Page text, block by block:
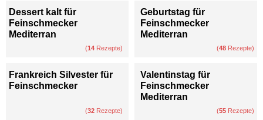
Dessert kalt für
Feinschmecker
Mediterran
(14 Rezepte)
Geburtstag für
Feinschmecker
Mediterran
(48 Rezepte)
Frankreich Silvester für
Feinschmecker
(32 Rezepte)
Valentinstag für
Feinschmecker
Mediterran
(55 Rezepte)